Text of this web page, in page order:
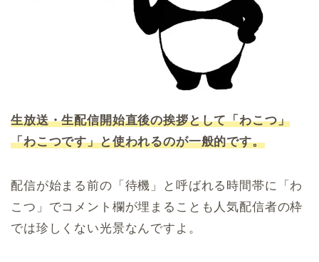
生放送・生配信開始直後の挨拶として「わこつ」
「わこつです」と使われるのが一般的です。
配信が始まる前の「待機」と呼ばれる時間帯に「わ
こつ」でコメント欄が埋まることも人気配信者の枠
では珍しくない光景なんですよ。